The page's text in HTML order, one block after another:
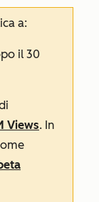
a:
il 30
Views. In